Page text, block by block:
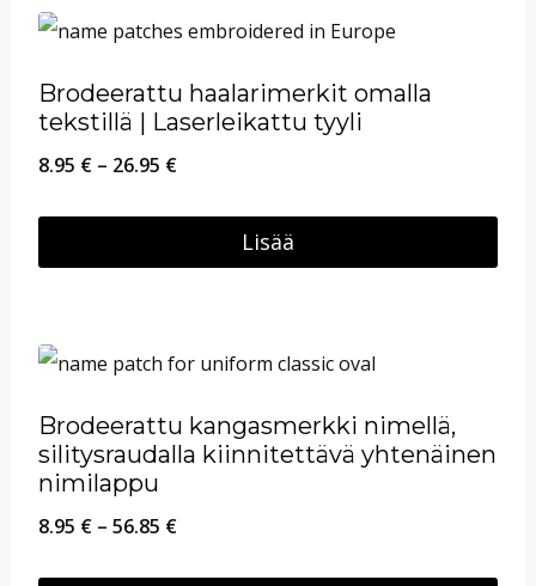
on
muunnelma.
valinnat
tuotteen
Brodeerattu haalarimerkit omalla
tekstillä | Laserleikattu tyyli
8.95 € – 26.95 €Hintaluokka:
Lisää
on
muunnelma.
Voit
tehdä
Brodeerattu kangasmerkki nimellä,
silitysraudalla kiinnitettävä yhtenäinen
nimilappu
8.95 € – 56.85 €Hintaluokka: